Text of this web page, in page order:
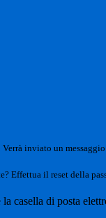
Verrà inviato un
Effettua il reset della
casella di posta